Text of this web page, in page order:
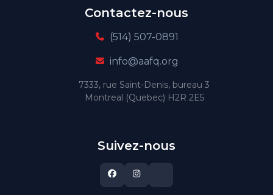
Contactez-nous
(514) 507-0891
info@aafq.org
7333, rue Saint-Denis, bureau 3
Montreal (Quebec) H2R 2E5
Suivez-nous